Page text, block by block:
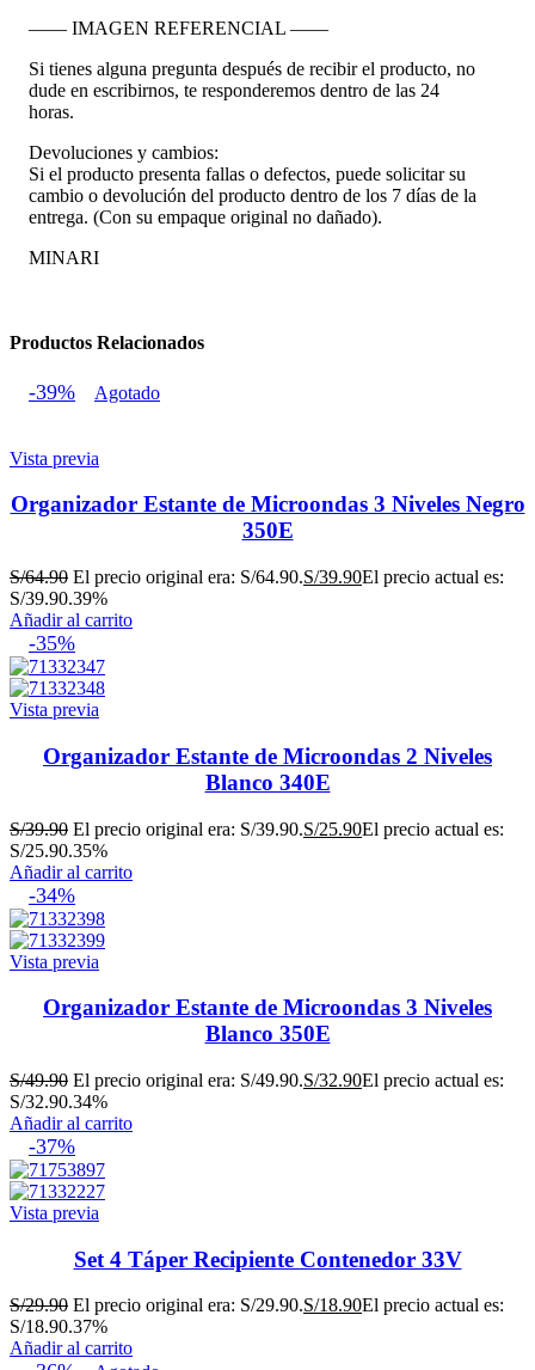
—— IMAGEN REFERENCIAL ——
Si tienes alguna pregunta después de recibir el producto, no
dude en escribirnos, te responderemos dentro de las 24
horas.
Devoluciones y cambios:
Si el producto presenta fallas o defectos, puede solicitar su
cambio o devolución del producto dentro de los 7 días de la
entrega. (Con su empaque original no dañado).
MINARI
Productos Relacionados
-39% Agotado
Vista previa
Organizador Estante de Microondas 3 Niveles Negro
350E
S/64.90 El precio original era: S/64.90.S/39.90El precio actual es:
S/39.90.39%
Añadir al carrito
-35%
Vista previa
Organizador Estante de Microondas 2 Niveles
Blanco 340E
S/39.90 El precio original era: S/39.90.S/25.90El precio actual es:
S/25.90.35%
Añadir al carrito
-34%
Vista previa
Organizador Estante de Microondas 3 Niveles
Blanco 350E
S/49.90 El precio original era: S/49.90.S/32.90El precio actual es:
S/32.90.34%
Añadir al carrito
-37%
Vista previa
Set 4 Táper Recipiente Contenedor 33V
S/29.90 El precio original era: S/29.90.S/18.90El precio actual es:
S/18.90.37%
Añadir al carrito